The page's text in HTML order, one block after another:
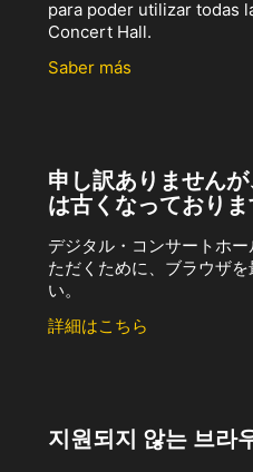
para poder utilizar todas
Concert Hall.
Saber más
申し訳ありません
は古くなっており
デジタル・コンサートホ
ただくために、ブラウザ
い。
詳細はこちら
지원되지 않는 브라